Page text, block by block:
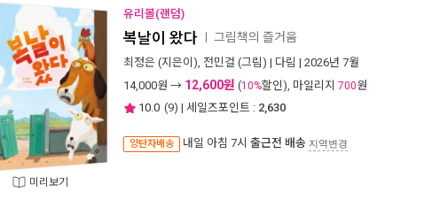
미리보기
유리볼(랜덤)
복날이 왔다 그림책의 즐거움
최정은 (지은이), 전민걸 (그림) | 다림 | 2026년 7월
14,000원 → 12,600원 (10%할인), 마일리지 700원
10.0 (9) | 세일즈포인트 : 2,630
양탄자배송 내일 아침 7시 출근전 배송 지역변경